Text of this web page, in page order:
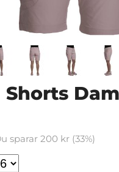
Shorts
sparar 200 kr (33%)